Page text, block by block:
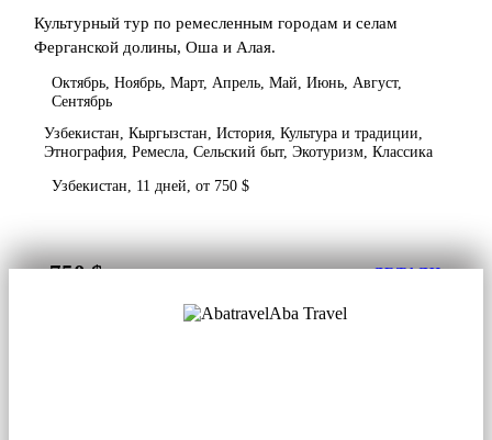
Культурный тур по ремесленным городам и селам
Ферганской долины, Оша и Алая.
Октябрь, Ноябрь, Март, Апрель, Май, Июнь, Август,
Сентябрь
Узбекистан, Кыргызстан, История, Культура и традиции,
Этнография, Ремесла, Сельский быт, Экотуризм, Классика
Узбекистан, 11 дней, от 750 $
от750 $ ДЕТАЛИ
Aba Travel